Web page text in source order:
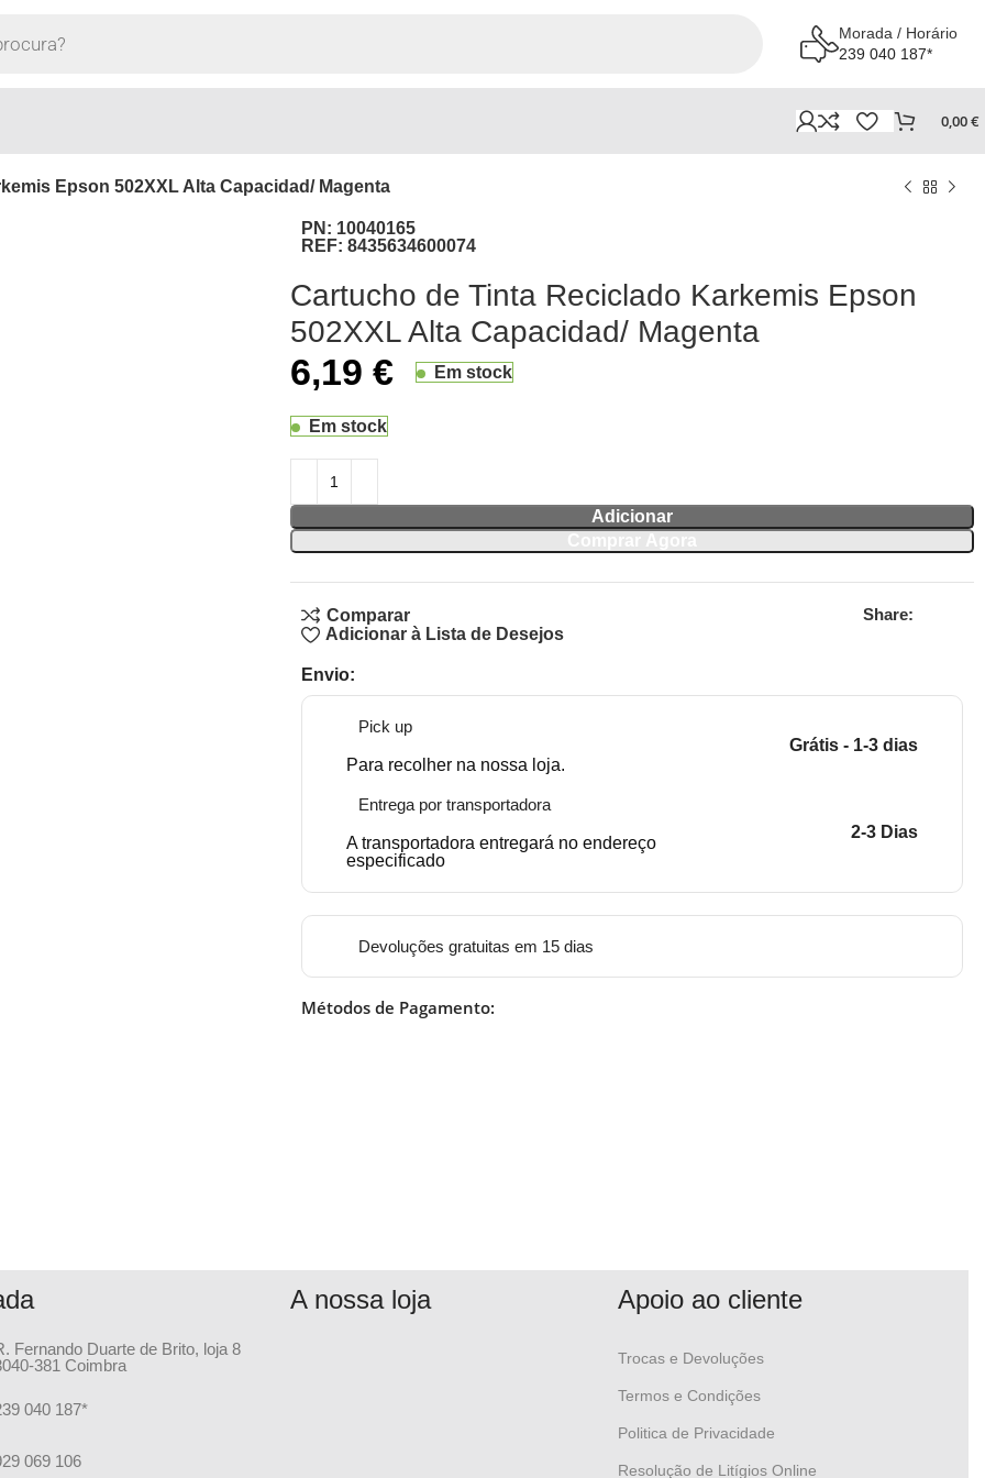
Morada / Horário
239 040 187*
0,00€
Epson 502XXL Alta Capacidad/ Magenta
PN: 10040165
REF: 8435634600074
Cartucho de Tinta Reciclado Karkemis Epson
502XXL Alta Capacidad/ Magenta
6,19 € Em stock
Em stock
Adicionar
Comparar
Adicionar à Lista de Desejos
Share:
Envio:
Pick up
Para recolher na nossa loja.
Grátis - 1-3 dias
Entrega por transportadora
A transportadora entregará no endereço
especificado
2-3 Dias
Devoluções gratuitas em 15 dias
Métodos de Pagamento:
Fernando Duarte de Brito, loja 8
381 Coimbra
040 187*
069 106
A nossa loja Apoio ao cliente
Trocas e Devoluções
Termos e Condições
Politica de Privacidade
Resolução de Litígios Online